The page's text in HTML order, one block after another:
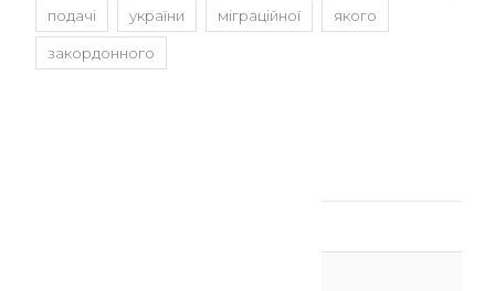
подачі україни міграційної якого
закордонного